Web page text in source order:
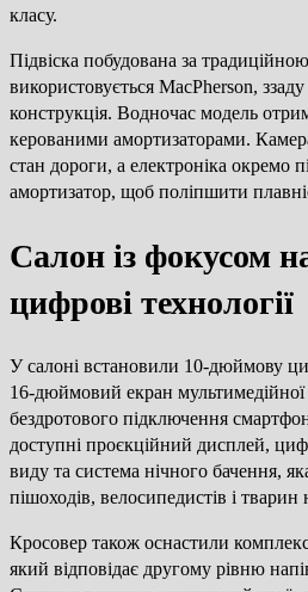
класу.
Підвіска побудована за
використовується MacPherson,
конструкція. Водночас модель
керованими амортизаторами.
стан дороги, а електроніка окремо
амортизатор, щоб поліпшити
Салон із фокусом
цифрові технології
У салоні встановили 10-дюймову
16-дюймовий екран
бездротового підключення
доступні проєкційний дисплей,
виду та система нічного бачення,
пішоходів, велосипедистів і тварин
Кросовер також оснастили
який відповідає другому рівню